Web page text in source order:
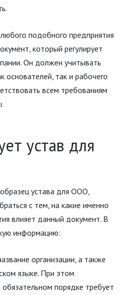
подобного предприятия
который регулирует
Он должен учитывать
основателей, так и рабочего
всем требованиям
устав для
устава для ООО,
с тем, на какие именно
влияет данный документ. В
информацию:
организации, а также
языке. При этом
порядке требует